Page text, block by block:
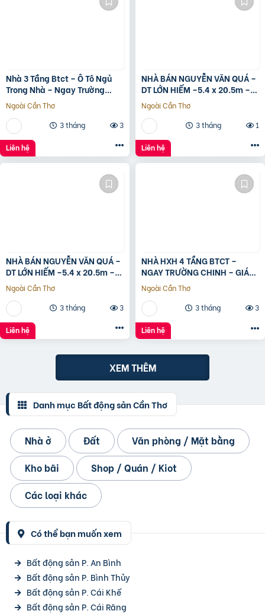
Nhà 3 Tầng Btct – Ô Tô Ngủ
Trong Nhà – Ngay Trường
Chinh
Ngoài Cần Thơ
3 tháng
3
Liên hệ
NHÀ BÁN NGUYỄN VĂN QUÁ –
DT LỚN HIẾM –5.4 x 20.5m –
GIÁ TỐT
Ngoài Cần Thơ
3 tháng
1
Liên hệ
NHÀ BÁN NGUYỄN VĂN QUÁ –
DT LỚN HIẾM –5.4 x 20.5m –
GIÁ TỐT
Ngoài Cần Thơ
3 tháng
3
Liên hệ
NHÀ HXH 4 TẦNG BTCT –
NGAY TRƯỜNG CHINH – GIÁ
TRỊ THẬT 75m2
Ngoài Cần Thơ
3 tháng
3
Liên hệ
XEM THÊM
Danh mục Bất động sản Cần Thơ
Nhà ở Đất
Văn phòng / Mặt bằng
Kho bãi
Shop / Quán / Kiot
Các loại khác
Có thể bạn muốn xem
Bất động sản P. An Bình
Bất động sản P. Bình Thủy
Bất động sản P. Cái Khế
Bất động sản P. Cái Răng